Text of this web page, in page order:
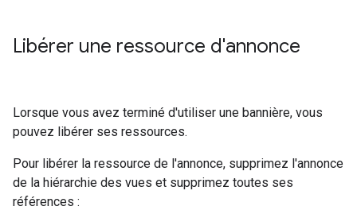
Libérer une ressource d'annonce
Lorsque vous avez terminé d'utiliser une bannière, vous
pouvez libérer ses ressources.
Pour libérer la ressource de l'annonce, supprimez l'annonce
de la hiérarchie des vues et supprimez toutes ses
références :